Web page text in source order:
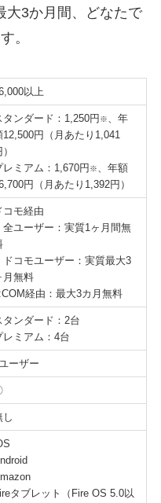
大3か月間、どなたで
。
以上
タンダード：1,250円 ※、年
12,500円（月あたり1,041
レミアム：1,670円 ※、年額
円（月あたり1,392円）
コモ経由
全ユーザー：実質1ヶ月間無
ドコモユーザー：実質最大3
月無料
経由：最大3カ月無料
タンダード：2台
レミアム：4台
ーザー
し
タブレット（Fire OS 5.0以